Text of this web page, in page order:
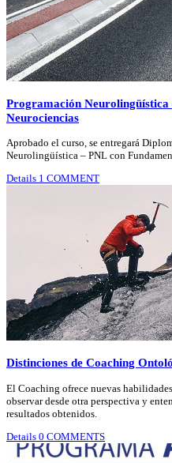
Programación Neurolingüística
Neurociencias
Aprobado el curso, se entregará
Neurolingüística – PNL con
Details 1 COMMENT
Distinciones de Coaching
El Coaching ofrece nuevas
observar desde otra perspectiva y
resultados obtenidos.
Details 0 COMMENTS